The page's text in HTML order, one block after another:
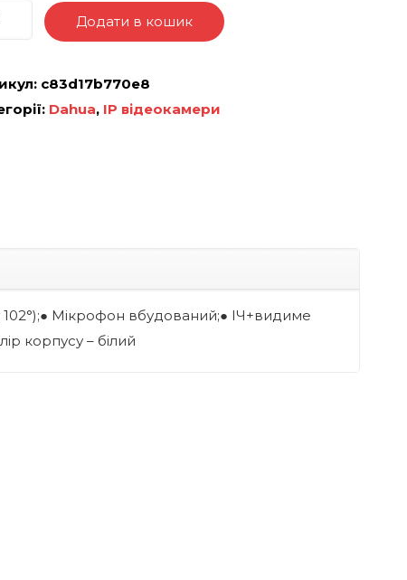
Додати в кошик
c83d17b770e8
Dahua, IP відеокамери
102°);● Мікрофон вбудований;● ІЧ+видиме
корпусу – білий